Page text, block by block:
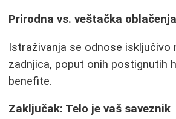
Prirodna vs. veštačka oblačenja
Istraživanja se odnose
zadnjica, poput onih postignutih
benefite.
Zaključak: Telo je vaš saveznik